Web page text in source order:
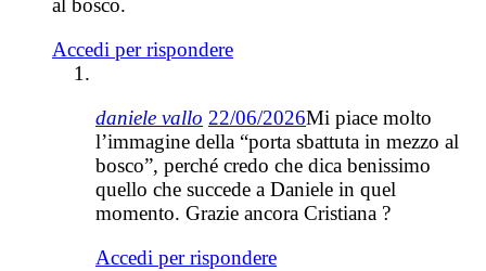
al bosco.
Accedi per rispondere
daniele vallo 22/06/2026Mi piace molto
l’immagine della “porta sbattuta in mezzo al
bosco”, perché credo che dica benissimo
quello che succede a Daniele in quel
momento. Grazie ancora Cristiana ?
Accedi per rispondere